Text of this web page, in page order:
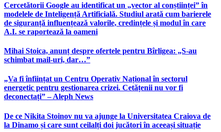
Cercetătorii Google au identificat un „vector al conștiinței” în
modelele de Inteligență Artificială. Studiul arată cum barierele
de siguranță influențează valorile, credințele și modul în care
A.I. se raportează la oameni
Mihai Stoica, anunț despre ofertele pentru Bîrligea: „S-au
schimbat mail-uri, dar…”
„Va fi înființat un Centru Operativ Național în sectorul
energetic pentru gestionarea crizei. Cetățenii nu vor fi
deconectați” – Aleph News
De ce Nikita Stoinov nu va ajunge la Universitatea Craiova de
la Dinamo și care sunt ceilalți doi jucători în aceeași situație